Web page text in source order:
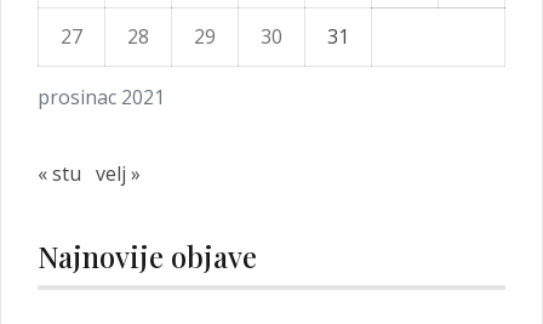
prosinac 2021
27 28 29 30 31
« stu velj »
Najnovije objave